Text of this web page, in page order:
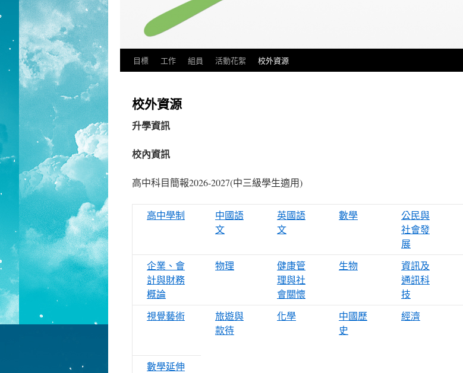
目標 工作 組員 活動花絮 校外資源
校外資源
升學資訊
校內資訊
高中科目簡報2026-2027(中三級學生適用)
高中學制
中國語
文
英國語
文
數學
公民與
社會發
展
企業、會
計與財務
概論
物理
健康管
理與社
會關懷
生物
資訊及
通訊科
技
視覺藝術
旅遊與
款待
化學
中國歷
史
經濟
數學延伸